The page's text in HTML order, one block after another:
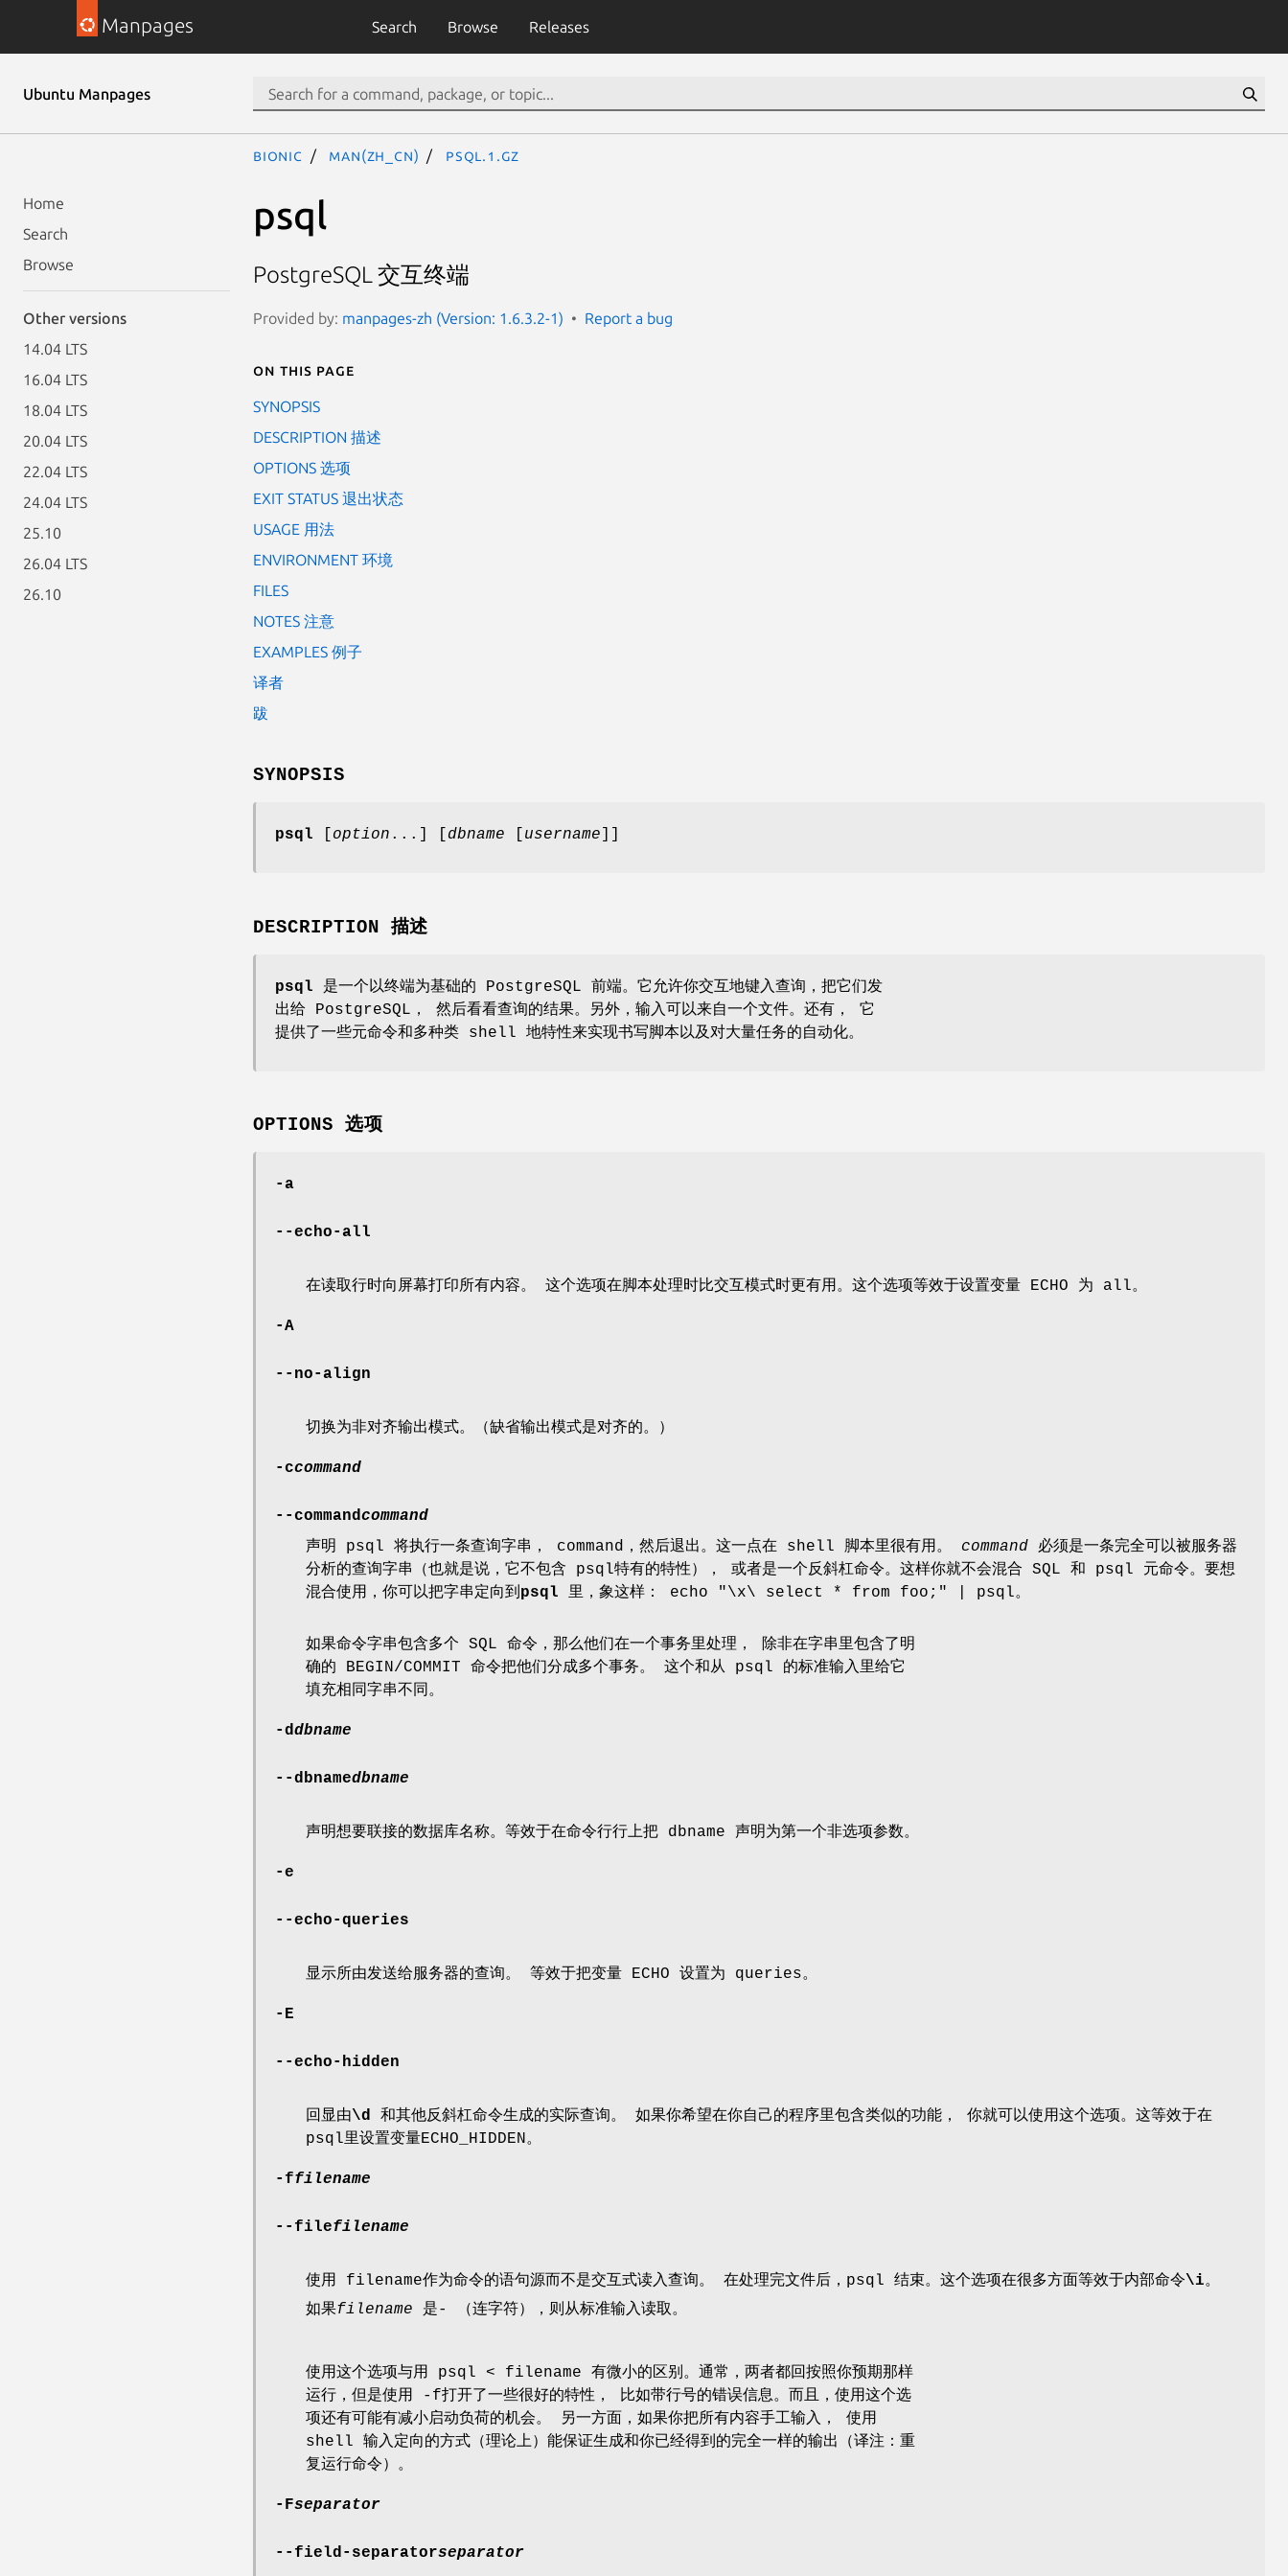
Manpages Search Browse Releases
Ubuntu Manpages
Home
Search
Browse
Other versions
14.04 LTS
16.04 LTS
18.04 LTS
20.04 LTS
22.04 LTS
24.04 LTS
25.10
26.04 LTS
26.10
bionic man(zh_CN) psql.1.gz
psql
PostgreSQL 交互终端
Provided by: manpages-zh (Version: 1.6.3.2-1) Report a bug
On this page
SYNOPSIS
DESCRIPTION 描述
OPTIONS 选项
EXIT STATUS 退出状态
USAGE 用法
ENVIRONMENT 环境
FILES
NOTES 注意
EXAMPLES 例子
译者
跋
SYNOPSIS
psql option ... dbname username
DESCRIPTION 描述
psql 是一个以终端为基础的 PostgreSQL 前端。它允许你交互地键入查询，把它们发
出给 PostgreSQL， 然后看看查询的结果。另外，输入可以来自一个文件。还有， 它
提供了一些元命令和多种类 shell 地特性来实现书写脚本以及对大量任务的自动化。
OPTIONS 选项
-a
--echo-all
在读取行时向屏幕打印所有内容。 这个选项在脚本处理时比交互模式时更有用。这个选项等效于设置变量 ECHO 为 all。
-A
--no-align
切换为非对齐输出模式。（缺省输出模式是对齐的。）
-ccommand
--commandcommand
声明 psql 将执行一条查询字串， command，然后退出。这一点在 shell 脚本里很有用。 command 必须是一条完全可以被服务器
分析的查询字串（也就是说，它不包含 psql特有的特性）， 或者是一个反斜杠命令。这样你就不会混合 SQL 和 psql 元命令。要想
混合使用，你可以把字串定向到psql 里，象这样： echo "\x\ select * from foo;" | psql。
如果命令字串包含多个 SQL 命令，那么他们在一个事务里处理， 除非在字串里包含了明
确的 BEGIN/COMMIT 命令把他们分成多个事务。 这个和从 psql 的标准输入里给它
填充相同字串不同。
-ddbname
--dbnamedbname
声明想要联接的数据库名称。等效于在命令行行上把 dbname 声明为第一个非选项参数。
-e
--echo-queries
显示所由发送给服务器的查询。 等效于把变量 ECHO 设置为 queries。
-E
--echo-hidden
回显由\d 和其他反斜杠命令生成的实际查询。 如果你希望在你自己的程序里包含类似的功能， 你就可以使用这个选项。这等效于在
psql里设置变量ECHO_HIDDEN。
-ffilename
--filefilename
使用 filename作为命令的语句源而不是交互式读入查询。 在处理完文件后，psql 结束。这个选项在很多方面等效于内部命令\i。
如果filename 是- （连字符），则从标准输入读取。
使用这个选项与用 psql < filename 有微小的区别。通常，两者都回按照你预期那样
运行，但是使用 -f打开了一些很好的特性， 比如带行号的错误信息。而且，使用这个选
项还有可能有减小启动负荷的机会。 另一方面，如果你把所有内容手工输入， 使用
shell 输入定向的方式（理论上）能保证生成和你已经得到的完全一样的输出（译注：重
复运行命令）。
-Fseparator
--field-separatorseparator